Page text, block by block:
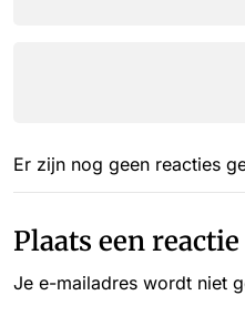
Er zijn nog geen reacties
Plaats een reactie
Je e-mailadres wordt niet